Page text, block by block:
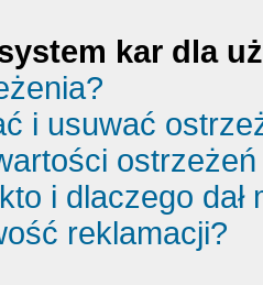
kar dla
i usuwać
i dlaczego dał
reklamacji?